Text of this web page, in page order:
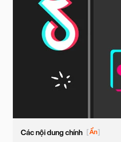
Các nội dung chính [Ẩn]